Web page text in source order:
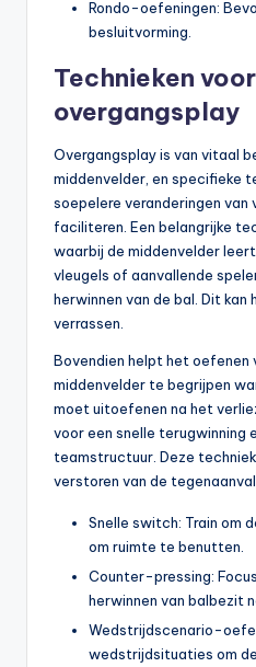
Rondo-oefeningen:
besluitvorming.
Technieken
overgangsplay
Overgangsplay is van vitaal
middenvelder, en specifieke
soepelere veranderingen van
faciliteren. Een belangrijke
waarbij de middenvelder
vleugels of aanvallende
herwinnen van de bal. Dit
verrassen.
Bovendien helpt het oefenen
middenvelder te begrijpen
moet uitoefenen na het
voor een snelle terugwinning
teamstructuur. Deze
verstoren van de
Snelle switch: Train om
om ruimte te benutten.
Counter-pressing:
herwinnen van balbezit
Wedstrijdscenario-
wedstrijdsituaties om